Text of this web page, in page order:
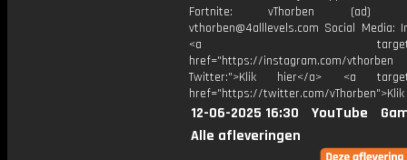
Fortnite: vThorben (ad)
vthorben@4alllevels.com Social Media:
<a
href="https://instagram.com/vthorben
Twitter:">Klik hier</a> <a
href="https://twitter.com/
12-06-2025 16:30 YouTube
Alle afleveringen